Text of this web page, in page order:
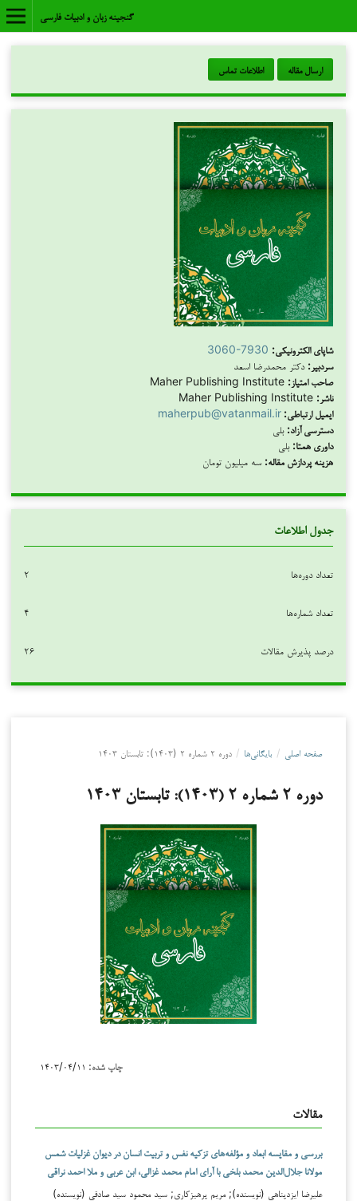
گنجینه زبان و ادبیات فارسی
ارسال مقاله اطلاعات تماس
شاپای الکترونیکی: 3060-7930
سردبیر: دکتر محمدرضا اسعد
صاحب امتیاز:
ناشر:
ایمیل ارتباطی: maherpub@vatanmail.ir
دسترسی آزاد: بلی
داوری همتا: بلی
هزینه پردازش مقاله: سه میلیون تومان
جدول اطلاعات
تعداد دوره‌ها ۲
تعداد شماره‌ها ۴
درصد پذیرش مقالات ۲۶
صفحه اصلی / بایگانی‌ها / دوره ۲ شماره ۲ (۱۴۰۳): تابستان ۱۴۰۳
دوره ۲ شماره ۲ (۱۴۰۳): تابستان ۱۴۰۳
چاپ شده: ۱۴۰۳/۰۴/۱۱
مقالات
بررسی و مقایسه ابعاد و مؤلفه‌های تزکیه نفس و تربیت انسان در دیوان غزلیات شمس
مولانا جلال‌الدین محمد بلخی با آرای امام محمد غزالی، ابن عربی و ملا احمد نراقی
علیرضا ایزدپناهی (نویسنده); مریم پرهیزکاری; سید محمود سید صادقی (نویسنده)